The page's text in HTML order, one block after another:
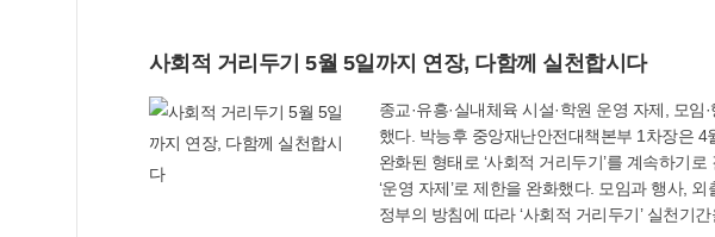
사회적 거리두기 5월 5일까지 연장, 다함께 실천합시다
종교·유흥·실내체육 시설·학원 운영 자제, 모임·행사·외출 자제 ‘코로나19’ 확산을 막기 위해 정부가 ‘사회적 거
했다. 박능후 중앙재난안전대책본부 1차장은 4월 19일 정부서울청사에서 열린 정례 브리핑에서 “4월 20일~5월 5일까지 총 16일간, 종전보다 다소
완화된 형태로 ‘사회적 거리두기’를 계속하기로 결정했다”고 밝혔다. ‘운영 중단’이 권고됐던 종교시설
‘운영 자제’로 제한을 완화했다. 모임과 행사, 외출 자제는 유지되지만, 시험의 경우 방역지침을 준수하는 범위에서 제한적으로 허용된다. 사상구도
정부의 방침에 따라 ‘사회적 거리두기’ 실천기간을 5월 5일까지 연장했다. 한편 11일째 자가격